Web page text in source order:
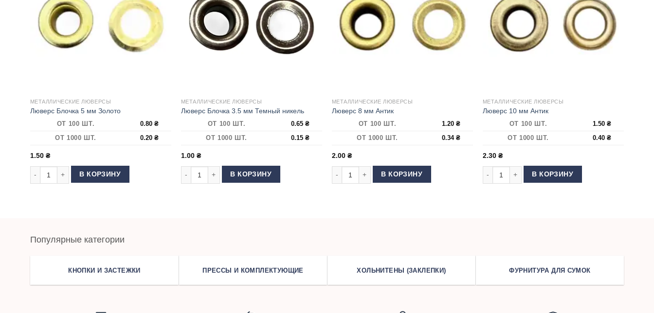
МЕТАЛЛИЧЕСКИЕ ЛЮВЕРСЫ
Люверс Блочка 5 мм Золото
ОТ 100 ШТ. 0.80₴
ОТ 1000 ШТ.
0.20₴
1.50 ₴
Количество товара Люверс Блочка 5 мм Золото
В КОРЗИНУ
МЕТАЛЛИЧЕСКИЕ ЛЮВЕРСЫ
Люверс Блочка 3.5 мм Темный никель
ОТ 100 ШТ. 0.65₴
ОТ 1000 ШТ.
0.15₴
1.00 ₴
Количество товара Люверс Блочка 3.5 мм Темный никель
В КОРЗИНУ
МЕТАЛЛИЧЕСКИЕ ЛЮВЕРСЫ
Люверс 8 мм Антик
ОТ 100 ШТ. 1.20₴
ОТ 1000 ШТ.
0.34₴
2.00 ₴
Количество товара Люверс 8 мм Антик
В КОРЗИНУ
МЕТАЛЛИЧЕСКИЕ ЛЮВЕРСЫ
Люверс 10 мм Антик
ОТ 100 ШТ. 1.50₴
ОТ 1000 ШТ.
0.40₴
2.30 ₴
Количество товара Люверс 10 мм Антик
В КОРЗИНУ
Популярные категории
КНОПКИ И ЗАСТЕЖКИ ПРЕССЫ И КОМПЛЕКТУЮЩИЕ ХОЛЬНИТЕНЫ (ЗАКЛЕПКИ) ФУРНИТУРА ДЛЯ СУМОК